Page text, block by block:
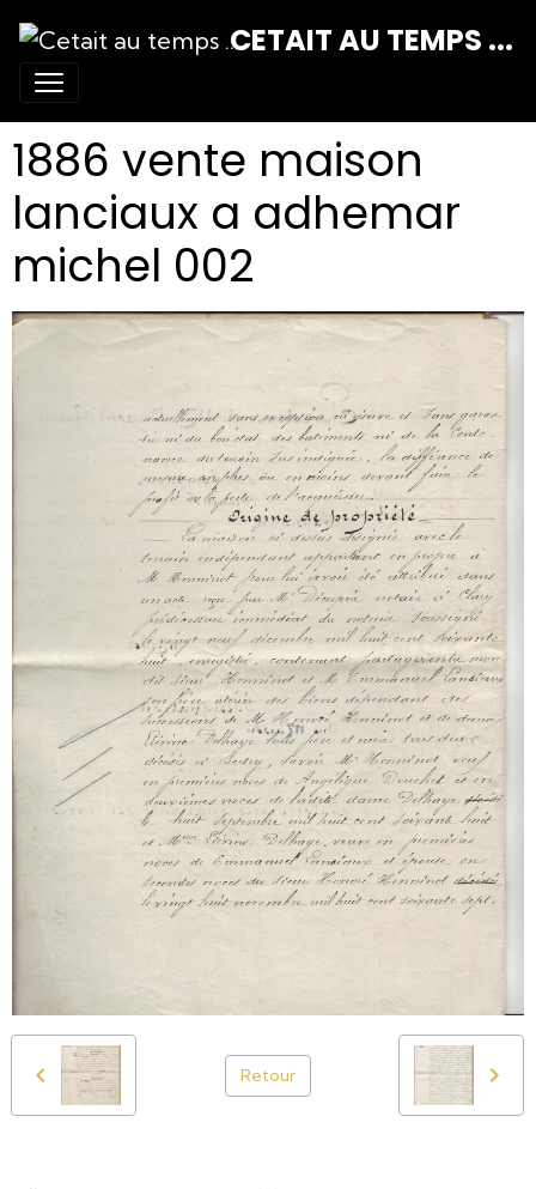
CETAIT AU TEMPS ...
1886 vente maison
lanciaux a adhemar
michel 002
Retour